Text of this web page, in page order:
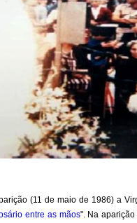
(11 de maio de 1986) a
entre as mãos". Na